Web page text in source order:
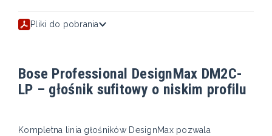
Pliki do pobrania
Bose Professional DesignMax DM2C-
LP – głośnik sufitowy o niskim profilu
Kompletna linia głośników DesignMax pozwala